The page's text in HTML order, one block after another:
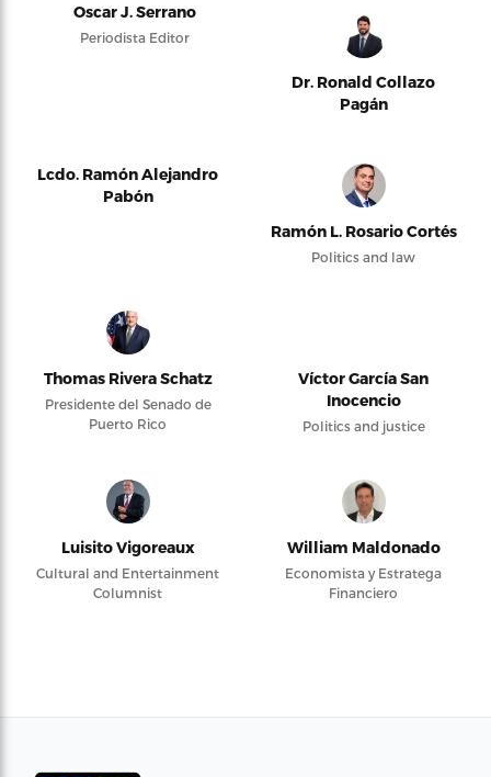
Oscar J. Serrano
Periodista Editor
Dr. Ronald Collazo
Pagán
Lcdo. Ramón Alejandro
Pabón
Ramón L. Rosario Cortés
Politics and law
Thomas Rivera Schatz
Presidente del Senado de
Puerto Rico
Víctor García San
Inocencio
Politics and justice
Luisito Vigoreaux
Cultural and Entertainment
Columnist
William Maldonado
Economista y Estratega
Financiero